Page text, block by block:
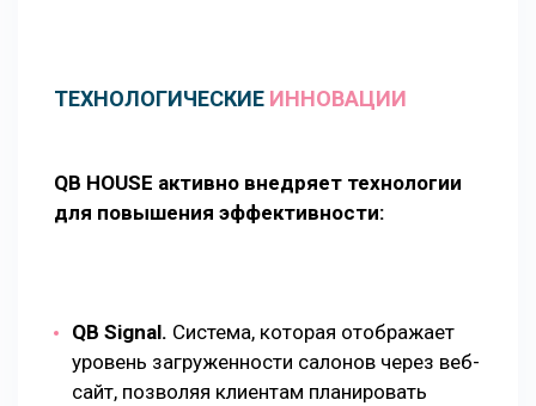
ТЕХНОЛОГИЧЕСКИЕ ИННОВАЦИИ
QB HOUSE активно внедряет технологии
для повышения эффективности:
QB Signal. Система, которая отображает
уровень загруженности салонов через веб-
сайт, позволяя клиентам планировать